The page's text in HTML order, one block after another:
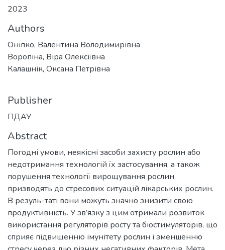
2023
Authors
Оніпко, Валентина Володимирівна
Воропіна, Віра Олексіївна
Калашнік, Оксана Петрівна
Publisher
ПДАУ
Abstract
Погодні умови, неякісні засоби захисту рослин або
недотримання технологій їх застосування, а також
порушення технології вирощування рослин
призводять до стресових ситуацій лікарських рослин.
В резуль-таті вони можуть значно знизити свою
продуктивність. У зв’язку з цим отримали розвиток
використання регуляторів росту та біостимуляторів, що
сприяє підвищенню імунітету рослин і зменшенню